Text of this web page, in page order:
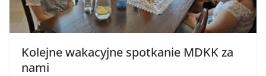
Kolejne wakacyjne spotkanie MDKK za
nami